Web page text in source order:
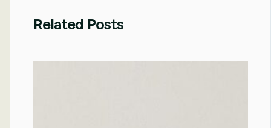
Related Posts